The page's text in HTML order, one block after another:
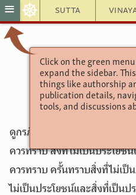
Sutta
≡ ☸
Click on the green
expand the sidebar.
things like authorship
publication details,
tools, and discussions
อังคุตต
10.115. อ
ดูกรภิกษุทั้งหลาย สิ่งที่ไม่เป็น
ควรทราบ สิ่งที่ไม่เป็นประโยช
ควรทราบ ครั้นทราบสิ่งที่ไม่เป็
ไม่เป็นประโยชน์และสิ่งที่เป็น